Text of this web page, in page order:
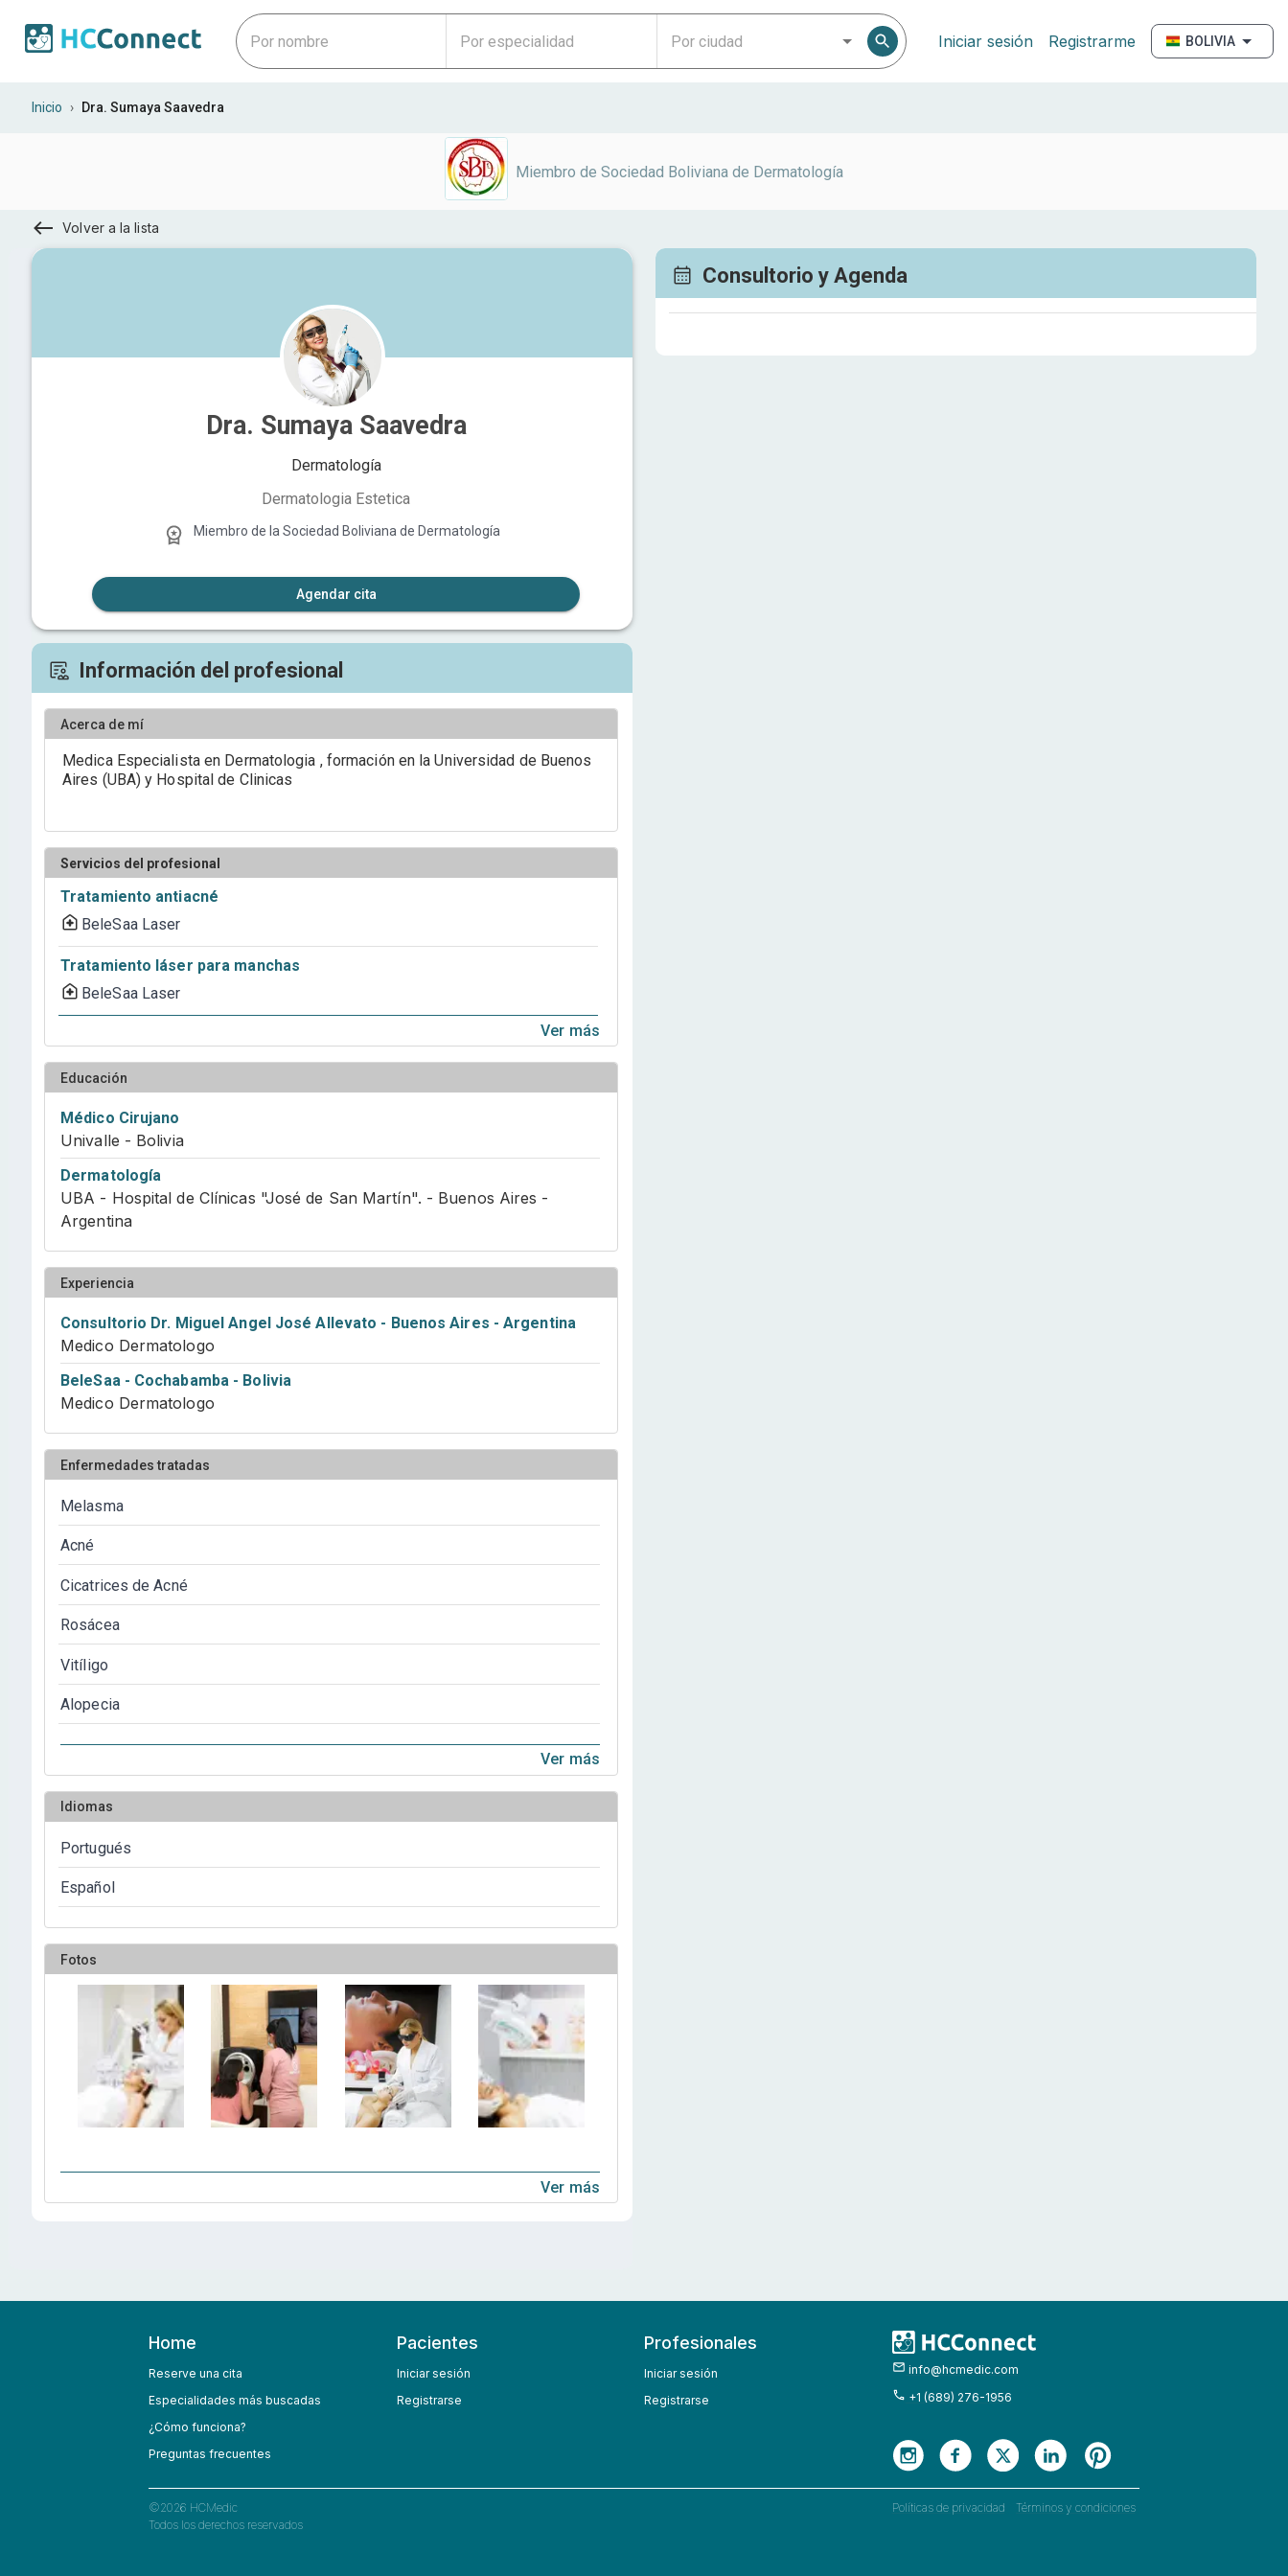
Iniciar sesión Registrarme BOLIVIA
Inicio › Dra. Sumaya Saavedra
Miembro de Sociedad Boliviana de Dermatología
Volver a la lista
Dra. Sumaya Saavedra
Dermatología
Dermatologia Estetica
Miembro de la Sociedad Boliviana de Dermatología
Agendar cita
Información del profesional
Acerca de mí
Medica Especialista en Dermatologia , formación en la Universidad de Buenos
Aires (UBA) y Hospital de Clinicas
Servicios del profesional
Tratamiento antiacné
BeleSaa Laser
Tratamiento láser para manchas
BeleSaa Laser
Ver más
Educación
Médico Cirujano
Univalle - Bolivia
Dermatología
UBA - Hospital de Clínicas "José de San Martín". - Buenos Aires -
Argentina
Experiencia
Consultorio Dr. Miguel Angel José Allevato - Buenos Aires - Argentina
Medico Dermatologo
BeleSaa - Cochabamba - Bolivia
Medico Dermatologo
Enfermedades tratadas
Melasma
Acné
Cicatrices de Acné
Rosácea
Vitíligo
Alopecia
Ver más
Idiomas
Portugués
Español
Fotos
Ver más
Consultorio y Agenda
Home
Reserve una cita
Especialidades más buscadas
¿Cómo funciona?
Preguntas frecuentes
Pacientes
Iniciar sesión
Registrarse
Profesionales
Iniciar sesión
Registrarse
info@hcmedic.com
+1 (689) 276-1956
©2026 HCMedic
Todos los derechos reservados
Políticas de privacidad Términos y condiciones